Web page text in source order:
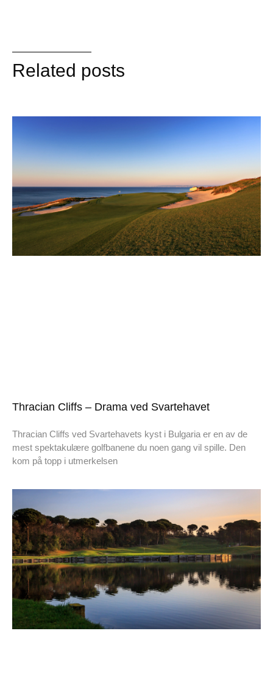
Related posts
Thracian Cliffs – Drama ved Svartehavet
Thracian Cliffs ved Svartehavets kyst i Bulgaria er en av de
mest spektakulære golfbanene du noen gang vil spille. Den
kom på topp i utmerkelsen